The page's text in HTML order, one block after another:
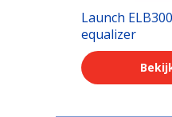
Launch
equalizer